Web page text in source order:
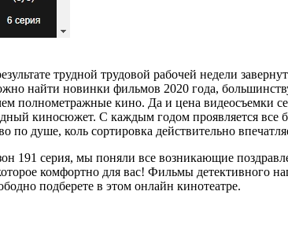
трудной трудовой рабочей недели
найти новинки фильмов 2020 года,
полнометражные кино. Да и цена видеосъемки
киносюжет. С каждым годом проявляется все
по душе, коль сортировка действительно
191 серия, мы поняли все возникающие
комфортно для вас! Фильмы детективного
подберете в этом онлайн кинотеатре.